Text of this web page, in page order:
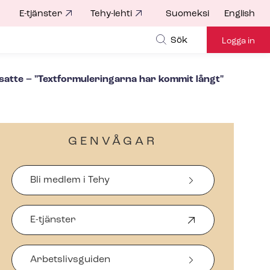
E-tjänster Tehy-lehti Suomeksi English
Sök Logga in
– "Text­for­mu­le­ring­ar­na har kommit långt"
GENVÅGAR
Bli medlem i Tehy
E-tjänster
Ö
p
n
Arbetslivsguiden